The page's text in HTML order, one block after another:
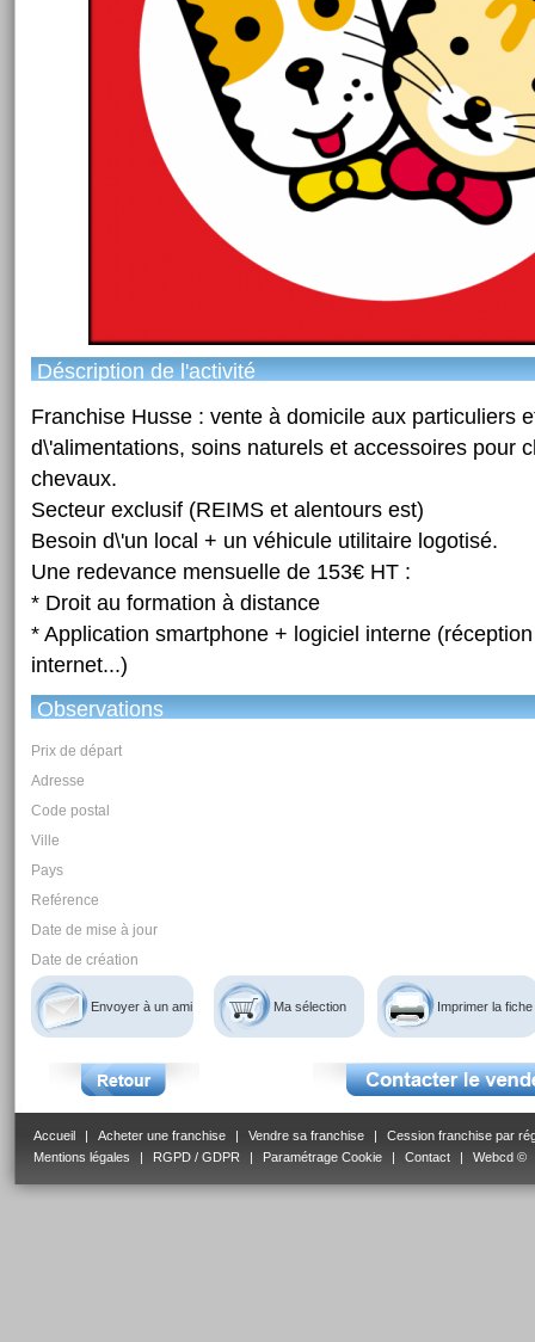
Déscription de l'activité
Franchise Husse : vente à domicile aux particuliers
d\'alimentations, soins naturels et accessoires pour
chevaux.
Secteur exclusif (REIMS et alentours est)
Besoin d\'un local + un véhicule utilitaire logotisé.
Une redevance mensuelle de 153€ HT :
* Droit au formation à distance
* Application smartphone + logiciel interne
internet...)
Observations
Prix de départ
Adresse
Code postal
Ville
Pays
Reférence
Date de mise à jour
Date de création
Envoyer à un ami Ma sélection Imprimer la fiche
Accueil Acheter une franchise Vendre sa franchise
Cession franchise par
Mentions légales
RGPD / GDPR Paramétrage Cookie Contact Webcd ©